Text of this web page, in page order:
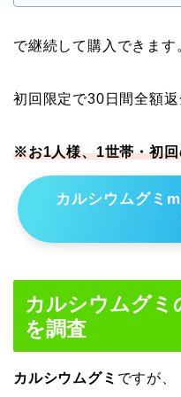
で継続して購入できます
初回限定で30日間全額返
※お1人様、1世帯・初
カルシウムグミ
カルシウムグミ
を調査
カルシウムグミ ですが、